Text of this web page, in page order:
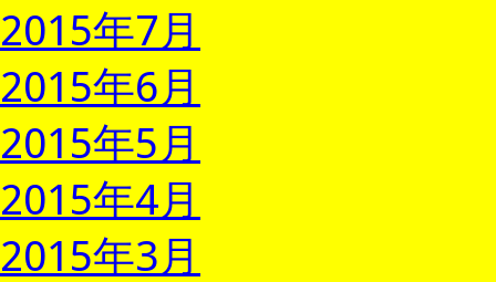
2015年7月
2015年6月
2015年5月
2015年4月
2015年3月